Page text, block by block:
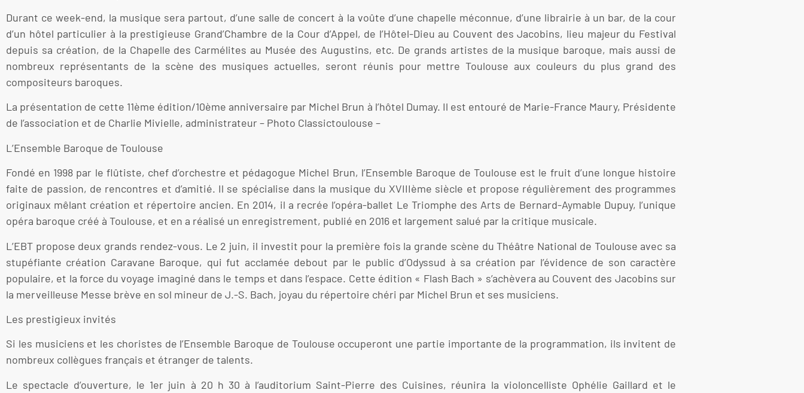
Durant ce week-end, la musique sera partout, d’une salle de concert à la voûte d’une chapelle méconnue, d’une librairie à un bar, de la cour
d’un hôtel particulier à la prestigieuse Grand’Chambre de la Cour d’Appel, de l’Hôtel-Dieu au Couvent des Jacobins, lieu majeur du Festival
depuis sa création, de la Chapelle des Carmélites au Musée des Augustins, etc. De grands artistes de la musique baroque, mais aussi de
nombreux représentants de la scène des musiques actuelles, seront réunis pour mettre Toulouse aux couleurs du plus grand des
compositeurs baroques.
La présentation de cette 11ème édition/10ème anniversaire par Michel Brun à l’hôtel Dumay. Il est entouré de Marie-France Maury, Présidente
de l’association et de Charlie Mivielle, administrateur – Photo Classictoulouse –
L’Ensemble Baroque de Toulouse
Fondé en 1998 par le flûtiste, chef d’orchestre et pédagogue Michel Brun, l’Ensemble Baroque de Toulouse est le fruit d’une longue histoire
faite de passion, de rencontres et d’amitié. Il se spécialise dans la musique du XVIIIème siècle et propose régulièrement des programmes
originaux mêlant création et répertoire ancien. En 2014, il a recrée l’opéra-ballet Le Triomphe des Arts de Bernard-Aymable Dupuy, l’unique
opéra baroque créé à Toulouse, et en a réalisé un enregistrement, publié en 2016 et largement salué par la critique musicale.
L’EBT propose deux grands rendez-vous. Le 2 juin, il investit pour la première fois la grande scène du Théâtre National de Toulouse avec sa
stupéfiante création Caravane Baroque, qui fut acclamée debout par le public d’Odyssud à sa création par l’évidence de son caractère
populaire, et la force du voyage imaginé dans le temps et dans l’espace. Cette édition « Flash Bach » s’achèvera au Couvent des Jacobins sur
la merveilleuse Messe brève en sol mineur de J.-S. Bach, joyau du répertoire chéri par Michel Brun et ses musiciens.
Les prestigieux invités
Si les musiciens et les choristes de l’Ensemble Baroque de Toulouse occuperont une partie importante de la programmation, ils invitent de
nombreux collègues français et étranger de talents.
Le spectacle d’ouverture, le 1er juin à 20 h 30 à l’auditorium Saint-Pierre des Cuisines, réunira la violoncelliste Ophélie Gaillard et le